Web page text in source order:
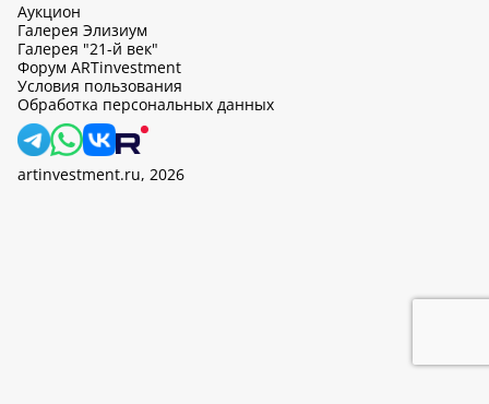
Аукцион
Галерея Элизиум
Галерея "21-й век"
Форум ARTinvestment
Условия пользования
Обработка персональных данных
artinvestment.ru, 2026